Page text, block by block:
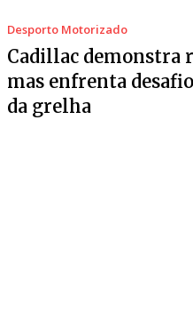
Desporto Motorizado
Cadillac demonstra
mas enfrenta
da grelha